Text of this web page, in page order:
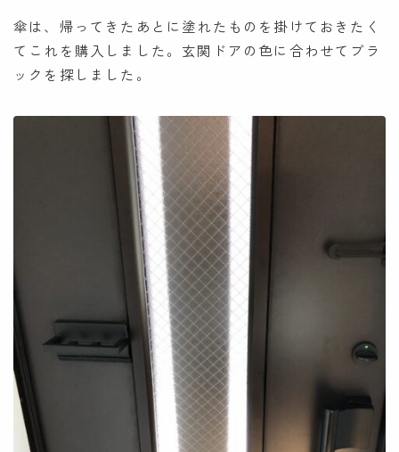
傘は、帰ってきたあとに塗れたものを掛けておきたく
てこれを購入しました。玄関ドアの色に合わせてブラ
ックを探しました。